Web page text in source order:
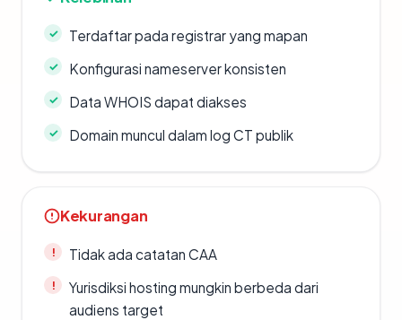
Terdaftar pada registrar yang mapan
Konfigurasi nameserver konsisten
Data WHOIS dapat diakses
Domain muncul dalam log CT publik
Kekurangan
Tidak ada catatan CAA
Yurisdiksi hosting mungkin berbeda dari
audiens target